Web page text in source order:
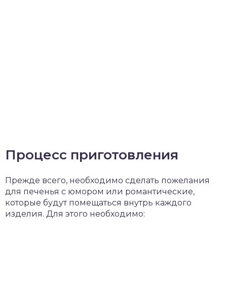
Процесс приготовления
Прежде всего, необходимо сделать пожелания
для печенья с юмором или романтические,
которые будут помещаться внутрь каждого
изделия. Для этого необходимо: